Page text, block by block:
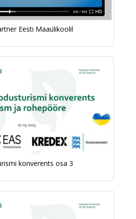
Eesti Maaülikoolil
konverents osa 3